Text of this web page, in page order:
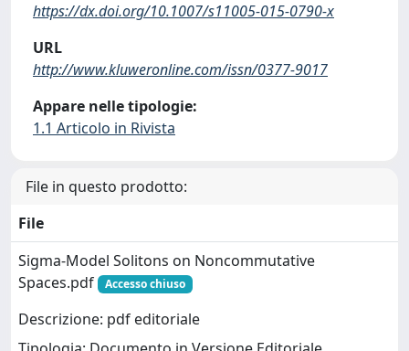
https://dx.doi.org/10.1007/s11005-015-0790-x
URL
http://www.kluweronline.com/issn/0377-9017
Appare nelle tipologie:
1.1 Articolo in Rivista
File in questo prodotto:
File
Sigma-Model Solitons on Noncommutative
Spaces.pdf
Accesso chiuso
Descrizione: pdf editoriale